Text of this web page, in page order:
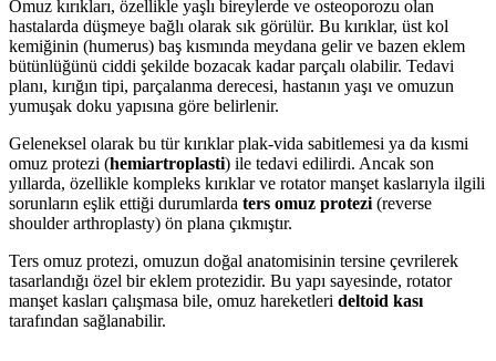
Omuz kırıkları, özellikle yaşlı bireylerde ve osteoporozu olan
hastalarda düşmeye bağlı olarak sık görülür. Bu kırıklar, üst kol
kemiğinin (humerus) baş kısmında meydana gelir ve bazen eklem
bütünlüğünü ciddi şekilde bozacak kadar parçalı olabilir. Tedavi
planı, kırığın tipi, parçalanma derecesi, hastanın yaşı ve omuzun
yumuşak doku yapısına göre belirlenir.
Geleneksel olarak bu tür kırıklar plak-vida sabitlemesi ya da kısmi
omuz protezi (hemiartroplasti) ile tedavi edilirdi. Ancak son
yıllarda, özellikle kompleks kırıklar ve rotator manşet kaslarıyla ilgili
sorunların eşlik ettiği durumlarda ters omuz protezi (reverse
shoulder arthroplasty) ön plana çıkmıştır.
Ters omuz protezi, omuzun doğal anatomisinin tersine çevrilerek
tasarlandığı özel bir eklem protezidir. Bu yapı sayesinde, rotator
manşet kasları çalışmasa bile, omuz hareketleri deltoid kası
tarafından sağlanabilir.